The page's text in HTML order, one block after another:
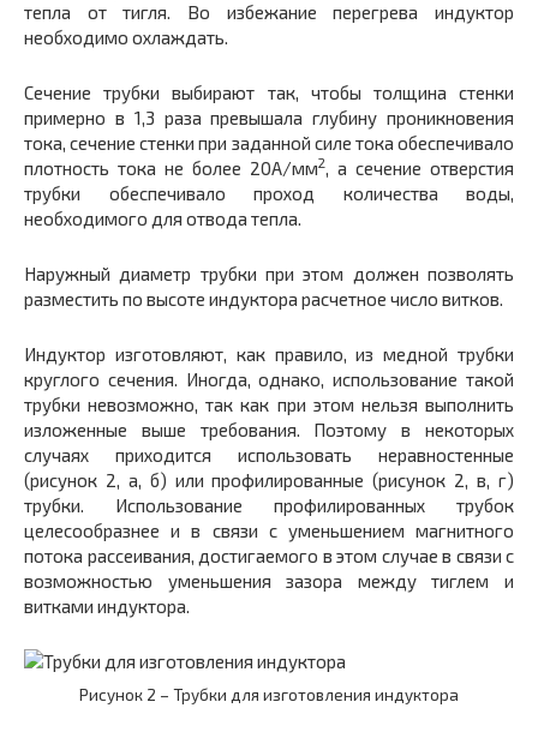
тепла от тигля. Во избежание перегрева индуктор
необходимо охлаждать.
Сечение трубки выбирают так, чтобы толщина стенки
примерно в 1,3 раза превышала глубину проникновения
тока, сечение стенки при заданной силе тока обеспечивало
плотность тока не более 20А/мм2, а сечение отверстия
трубки обеспечивало проход количества воды,
необходимого для отвода тепла.
Наружный диаметр трубки при этом должен позволять
разместить по высоте индуктора расчетное число витков.
Индуктор изготовляют, как правило, из медной трубки
круглого сечения. Иногда, однако, использование такой
трубки невозможно, так как при этом нельзя выполнить
изложенные выше требования. Поэтому в некоторых
случаях приходится использовать неравностенные
(рисунок 2, а, б) или профилированные (рисунок 2, в, г)
трубки. Использование профилированных трубок
целесообразнее и в связи с уменьшением магнитного
потока рассеивания, достигаемого в этом случае в связи с
возможностью уменьшения зазора между тиглем и
витками индуктора.
Рисунок 2 – Трубки для изготовления индуктора